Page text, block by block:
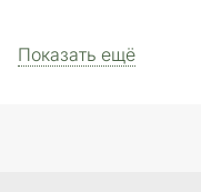
Показать ещё